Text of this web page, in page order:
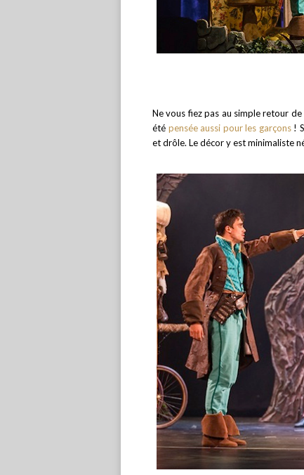
Ne vous fiez pas au simple retour
été pensée aussi pour les garçons!
et drôle. Le décor y est minimaliste